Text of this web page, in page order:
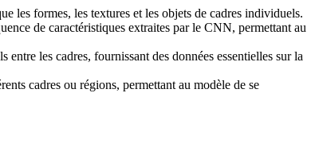
les formes, les textures et les objets de cadres individuels.
de caractéristiques extraites par le CNN, permettant au
les cadres, fournissant des données essentielles sur la
cadres ou régions, permettant au modèle de se